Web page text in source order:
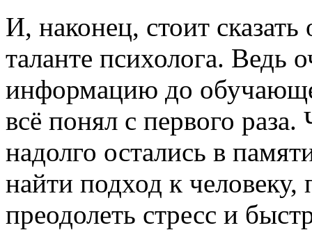
И, наконец, стоит сказать
таланте психолога. Ведь
информацию до
всё понял с первого
надолго остались в
найти подход к
преодолеть стресс и